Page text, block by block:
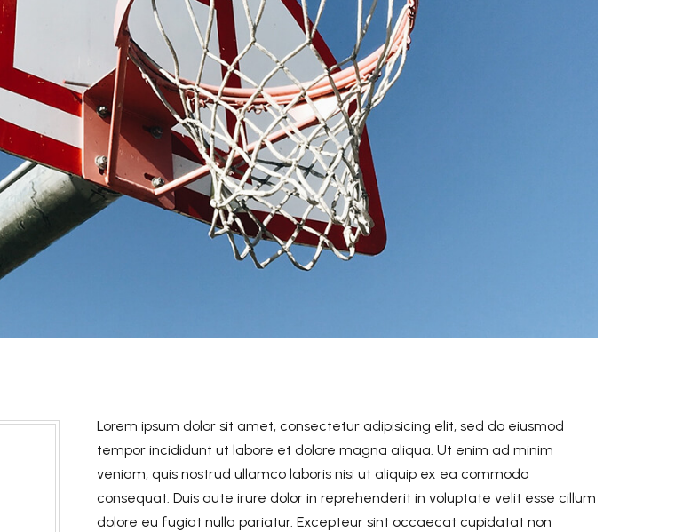
Lorem ipsum dolor sit amet, consectetur adipisicing elit, sed do eiusmod
tempor incididunt ut labore et dolore magna aliqua. Ut enim ad minim
veniam, quis nostrud ullamco laboris nisi ut aliquip ex ea commodo
consequat. Duis aute irure dolor in reprehenderit in voluptate velit esse cillum
dolore eu fugiat nulla pariatur. Excepteur sint occaecat cupidatat non